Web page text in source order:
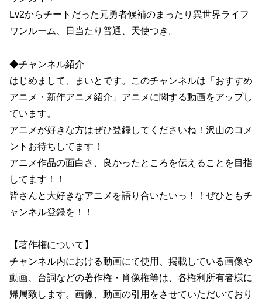
Lv2からチートだった元勇者候補のまったり異世界ライフ
ワンルーム、日当たり普通、天使つき。
◆チャンネル紹介
はじめまして、まいとです。このチャンネルは「おすすめ
アニメ・新作アニメ紹介」アニメに関する動画をアップし
ています。
アニメが好きな方はぜひ登録してくださいね！沢山のコメ
ントお待ちしてます！
アニメ作品の面白さ、良かったところを伝えることを目指
してます！！
皆さんと大好きなアニメを語り合いたいっ！！ぜひともチ
ャンネル登録を！！
【著作権について】
チャンネル内における動画にて使用、掲載している画像や
動画、台詞などの著作権・肖像権等は、各権利所有者様に
帰属致します。画像、動画の引用をさせていただいており